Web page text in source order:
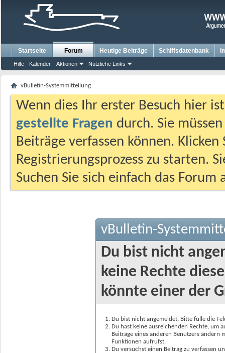
Startseite Forum
Hilfe Kalender Aktionen Nützliche Links
Heutige Beiträge Schiffsdatenbank
vBulletin-Systemmitteilung
Wenn dies Ihr erster Besuch hier
gestellte Fragen durch. Sie
Beiträge verfassen können.
Registrierungsprozess zu starten.
Suchen Sie sich einfach das
vBulletin-
Du bist nicht
keine Rechte
könnte einer der
Du bist nicht angemeldet. Bitte fülle die
Du hast keine ausreichenden Rechte, um
Beiträge eines anderen Benutzers
Funktionen aufrufst.
Du versuchst einen Beitrag zu verfassen